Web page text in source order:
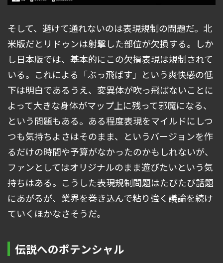
そして、避けて通れないのは表現規制の問題だ。北
米版だとリドゥンは射撃した部位が欠損する。しか
し日本版では、基本的にこの欠損表現は規制されて
いる。これによる「ぶっ飛ばす」という爽快感の低
下は明白であるうえ、変異体が吹っ飛ばないことに
よって大きな身体がマップ上に残って邪魔になる、
という問題もある。ある程度表現をマイルドにしつ
つも気持ちよさはそのまま、というバージョンを作
るだけの時間や予算がなかったのかもしれないが、
ファンとしてはオリジナルのまま遊びたいという気
持ちはある。こうした表現規制問題はたびたび話題
にあがるが、業界を巻き込んで粘り強く議論を続け
ていくほかなさそうだ。
伝説へのポテンシャル